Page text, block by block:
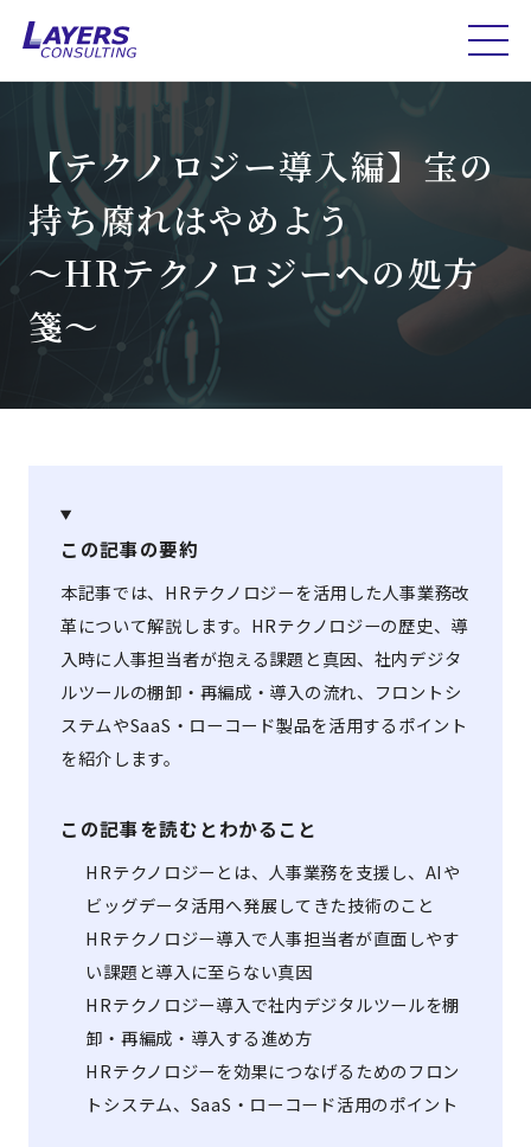
【テクノロジー導入編】宝の
持ち腐れはやめよう
～HRテクノロジーへの処方
箋～
この記事の要約
本記事では、HRテクノロジーを活用した人事業務改
革について解説します。HRテクノロジーの歴史、導
入時に人事担当者が抱える課題と真因、社内デジタ
ルツールの棚卸・再編成・導入の流れ、フロントシ
ステムやSaaS・ローコード製品を活用するポイント
を紹介します。
この記事を読むとわかること
HRテクノロジーとは、人事業務を支援し、AIや
ビッグデータ活用へ発展してきた技術のこと
HRテクノロジー導入で人事担当者が直面しやす
い課題と導入に至らない真因
HRテクノロジー導入で社内デジタルツールを棚
卸・再編成・導入する進め方
HRテクノロジーを効果につなげるためのフロン
トシステム、SaaS・ローコード活用のポイント